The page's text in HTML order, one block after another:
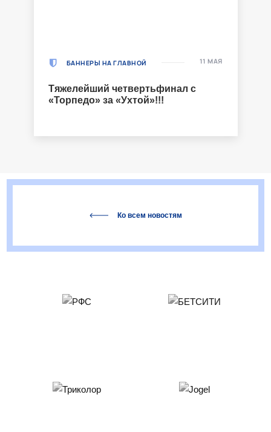
БАННЕРЫ НА ГЛАВНОЙ
Тяжелейший четвертьфинал с
«Торпедо» за «Ухтой»!!!
11 МАЯ
Ко всем новостям